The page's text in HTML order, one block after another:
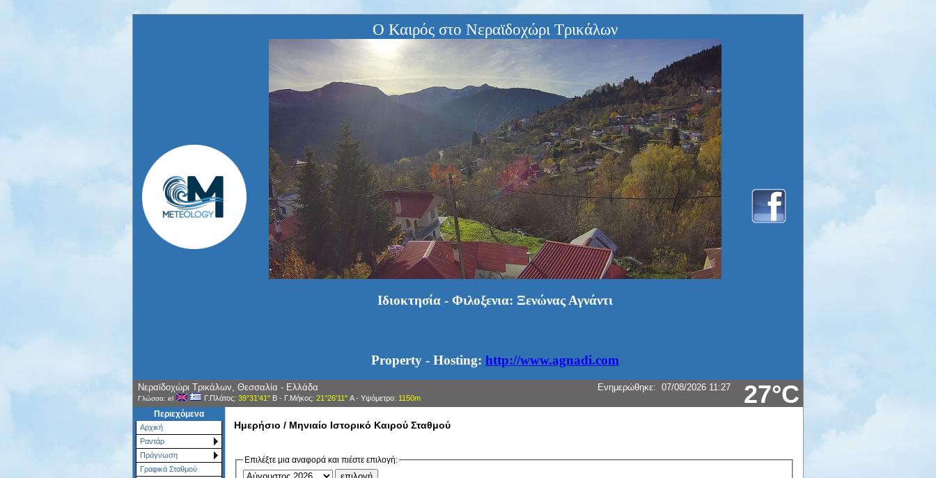
Ο Καιρός στο Νεραϊδοχώρι Τρικάλων
Ιδιοκτησία - Φιλοξενια: Ξενώνας Αγνάντι
Property - Hosting: http://www.agnadi.com
27°C
Νεραϊδοχώρι Τρικάλων, Θεσσαλία - Ελλάδα
Γλώσσα: el Γ.Πλάτος: 39°31'41" Β- Γ.Μήκος: 21°26'11" Α- Υψόμετρο: 1150m
Ενημερώθηκε: 07/08/2026 11:27
Περιεχόμενα
Αρχική
Ραντάρ
Πρόγνωση
Γραφικά Σταθμού
Ημερήσιο / Μηνιαίο Ιστορικό Καιρού Σταθμού
Επιλέξτε μια αναφορά και πιέστε επιλογή: